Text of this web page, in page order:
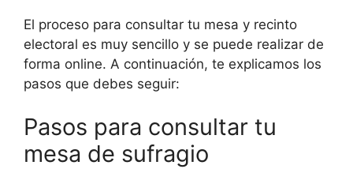
El proceso para consultar tu mesa y recinto
electoral es muy sencillo y se puede realizar de
forma online. A continuación, te explicamos los
pasos que debes seguir:
Pasos para consultar tu
mesa de sufragio